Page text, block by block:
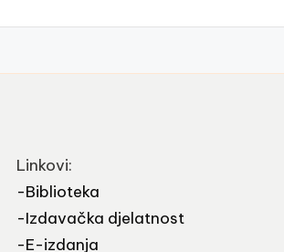
Linkovi:
-Biblioteka
-Izdavačka djelatnost
-E-izdanja